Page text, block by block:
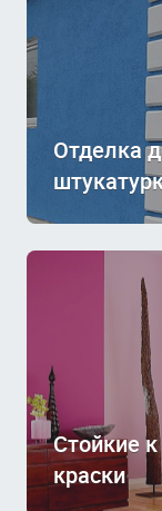
Отделка
Стойкие
краски